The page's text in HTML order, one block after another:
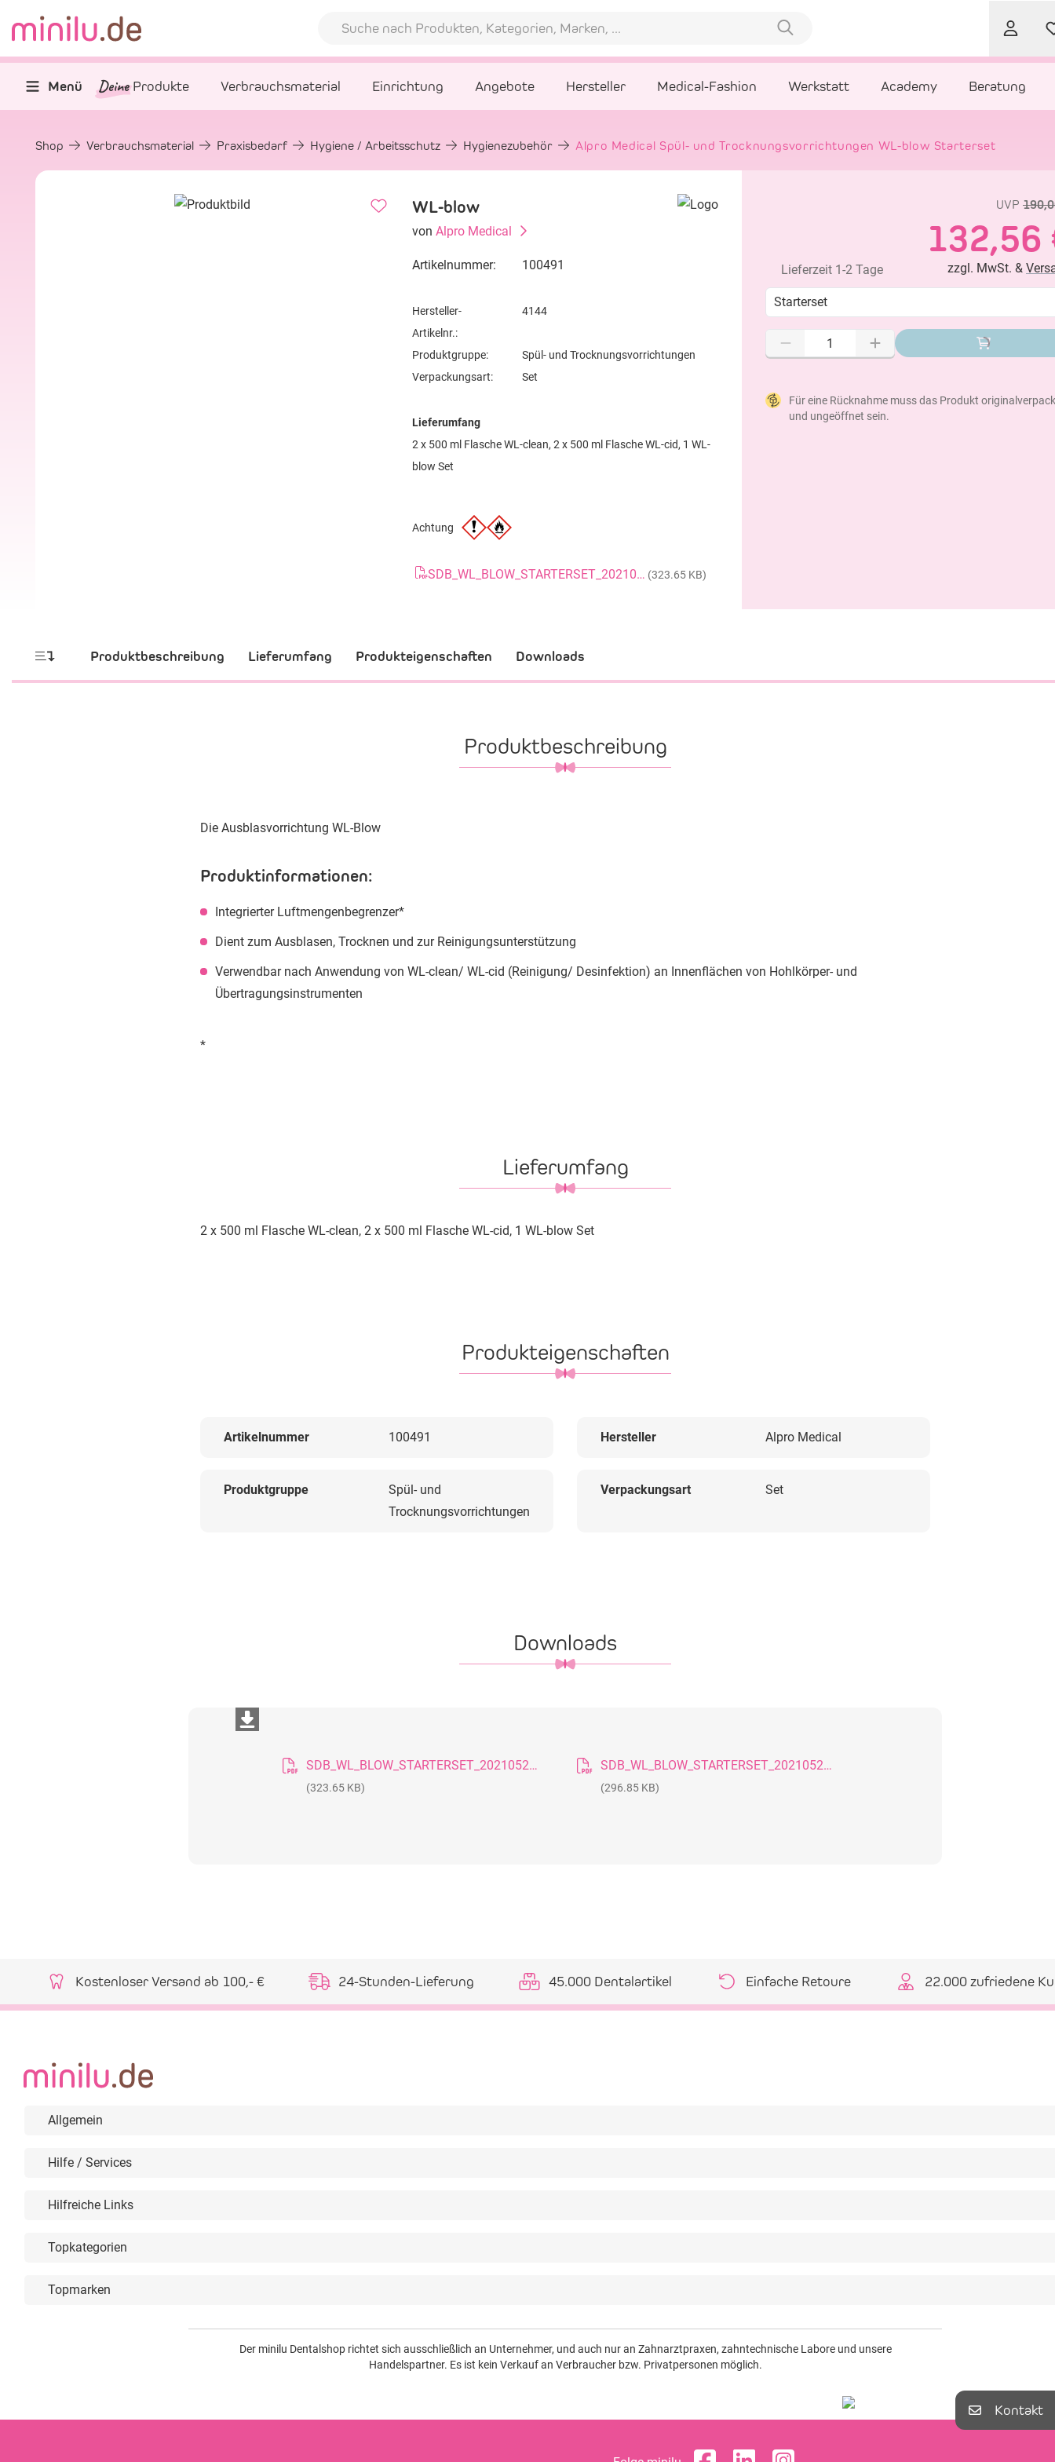
Menü Deine Produkte Verbrauchsmaterial Einrichtung Angebote Hersteller Medical-Fashion Werkstatt Academy Beratung
Shop Verbrauchsmaterial Praxisbedarf Hygiene / Arbeitsschutz Hygienezubehör Alpro Medical Spül- und Trocknungsvorrichtungen WL-blow Starterset
WL-blow
von Alpro Medical
Artikelnummer: 100491
Hersteller-
Artikelnr.:
4144
Produktgruppe:
Spül- und Trocknungsvorrichtungen
Verpackungsart:
Set
Lieferumfang
2 x 500 ml Flasche WL-clean, 2 x 500 ml Flasche WL-cid, 1 WL-
blow Set
Achtung
SDB_WL_BLOW_STARTERSET_20210520_DE (323.65 KB)
UVP
132,56
Lieferzeit 1-2 Tage zzgl. MwSt. &
Starterset
Für eine Rücknahme muss das Produkt
und ungeöffnet sein.
Produktbeschreibung Lieferumfang Produkteigenschaften Downloads
Produktbeschreibung
Die Ausblasvorrichtung WL-Blow
Produktinformationen:
Integrierter Luftmengenbegrenzer*
Dient zum Ausblasen, Trocknen und zur Reinigungsunterstützung
Verwendbar nach Anwendung von WL-clean/ WL-cid (Reinigung/ Desinfektion) an Innenflächen von Hohlkörper- und
Übertragungsinstrumenten
*
Lieferumfang
2 x 500 ml Flasche WL-clean, 2 x 500 ml Flasche WL-cid, 1 WL-blow Set
Produkteigenschaften
Artikelnummer 100491 Hersteller Alpro Medical
Produktgruppe
Spül- und
Trocknungsvorrichtungen
Verpackungsart Set
Downloads
SDB_WL_BLOW_STARTERSET_20210520_DE
(323.65 KB)
SDB_WL_BLOW_STARTERSET_20210520_GB
(296.85 KB)
Kontakt
Kostenloser Versand ab 100,- € 24-Stunden-Lieferung 45.000 Dentalartikel Einfache Retoure 22.000 zufriedene
Allgemein
Hilfe / Services
Hilfreiche Links
Topkategorien
Topmarken
Der minilu Dentalshop richtet sich ausschließlich an Unternehmer, und auch nur an Zahnarztpraxen, zahntechnische Labore und unsere
Handelspartner. Es ist kein Verkauf an Verbraucher bzw. Privatpersonen möglich.